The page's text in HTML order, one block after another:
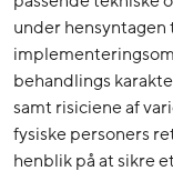
under
behandlings
samt risiciene af
fysiske personers
henblik på at sikre